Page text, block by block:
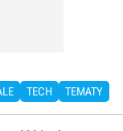
TECH TEMATY